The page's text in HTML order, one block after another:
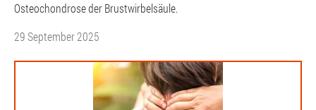
Osteochondrose der Brustwirbelsäule.
29 September 2025